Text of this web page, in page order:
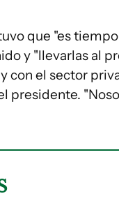
que "es
y "llevarlas al
con el sector
presidente.